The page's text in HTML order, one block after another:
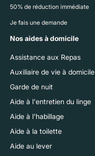
50% de réduction immédiate
Je fais une demande
Nos aides à domicile
Assistance aux Repas
Auxiliaire de vie à domicile
Garde de nuit
Aide à l'entretien du linge
Aide à l'habillage
Aide à la toilette
Aide au lever